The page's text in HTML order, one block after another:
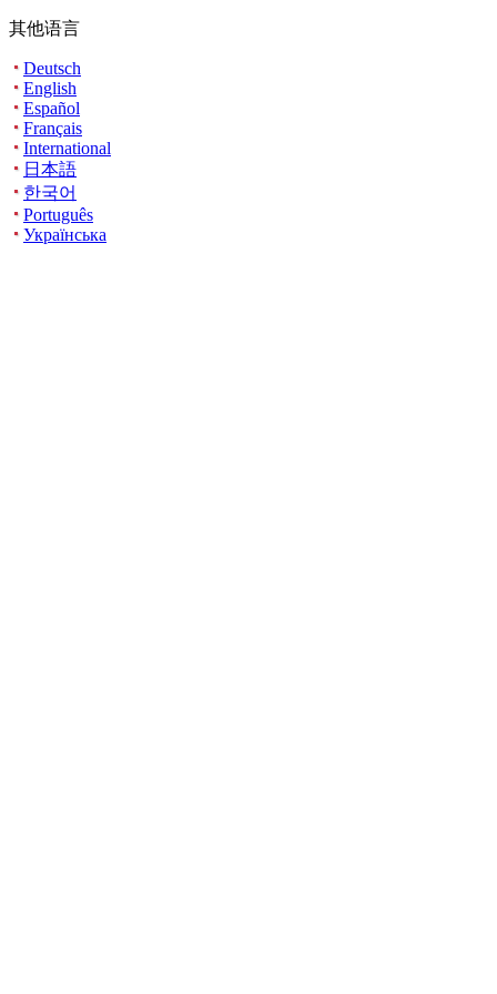
其他语言
Deutsch
English
Español
Français
International
日本語
한국어
Português
Українська